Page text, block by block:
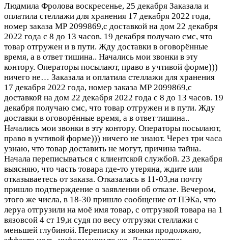
Людмила Фролова воскресенье, 25 декабря Заказала и
оплатила стеллажи для хранения 17 декабря 2022 года,
номер заказа МР 2099869,с доставкой на дом 22 декабря
2022 года с 8 до 13 часов. 19 декабря получаю смс, что
товар отгружен и в пути. Жду доставки в оговорённые
время, а в ответ тишина.. Начались мои звонки в эту
контору. Операторы посылают, право в учтивой форме)))
ничего не… Заказала и оплатила стеллажи для хранения
17 декабря 2022 года, номер заказа МР 2099869,с
доставкой на дом 22 декабря 2022 года с 8 до 13 часов. 19
декабря получаю смс, что товар отгружен и в пути. Жду
доставки в оговорённые время, а в ответ тишина..
Начались мои звонки в эту контору. Операторы посылают,
право в учтивой форме))) ничего не знают. Через три часа
узнаю, что товар доставить не могут, причина тайна.
Начала переписываться с клиентской службой. 23 декабря
выясняю, что часть товара где-то утеряна, ждите или
отказываетесь от заказа. Отказалась в 11-03,на почту
пришло подтверждение о заявлении об отказе. Вечером,
этого же числа, в 18-30 пришло сообщение от ПЭКа, что
леруа отгрузили на моё имя товар, с отгрузкой товара на 1
вязовсой 4 ст 19,и судя по весу отгрузки стеллажи с
меньшей глубиной. Переписку и звонки продолжаю,